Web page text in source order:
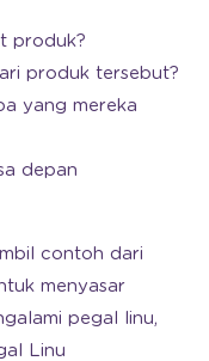
produk?
produk tersebut?
yang mereka
depan
contoh dari
menyasar
pegal linu,
Linu